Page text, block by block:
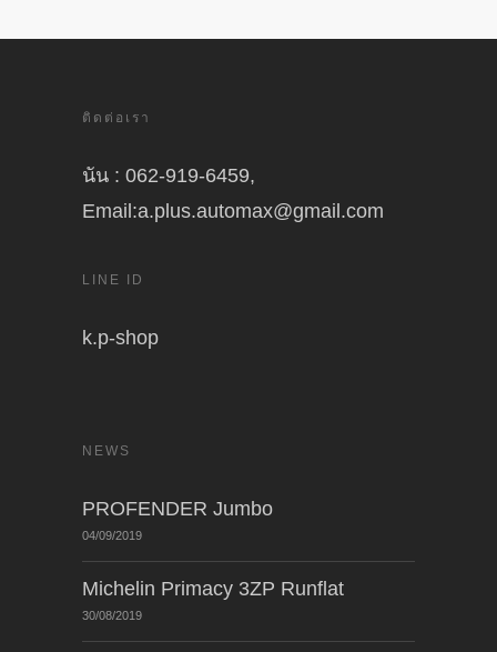
ติดต่อเรา
นัน : 062-919-6459,
Email:a.plus.automax@gmail.com
LINE ID
k.p-shop
NEWS
PROFENDER Jumbo
04/09/2019
Michelin Primacy 3ZP Runflat
30/08/2019